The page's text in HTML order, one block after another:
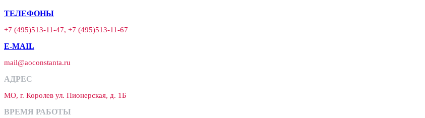
ТЕЛЕФОНЫ
+7 (495)513-11-47, +7 (495)513-11-67
E-MAIL
mail@aoconstanta.ru
АДРЕС
МО, г. Королев ул. Пионерская, д. 1Б
ВРЕМЯ РАБОТЫ